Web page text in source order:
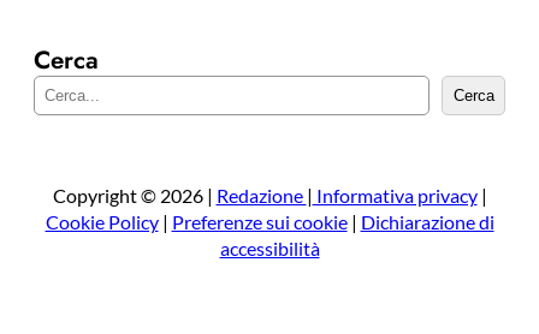
Cerca
e
a
Cerca
Copyright © 2026 | Redazione | Informativa privacy|
Cookie Policy| Preferenze sui cookie| Dichiarazione di
accessibilità